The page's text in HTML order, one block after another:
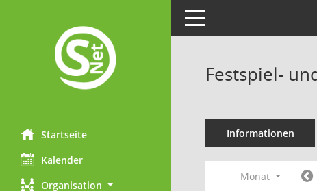
Startseite
Kalender
Organisation
Toggle navigation
Festspiel-
Informationen
Monat